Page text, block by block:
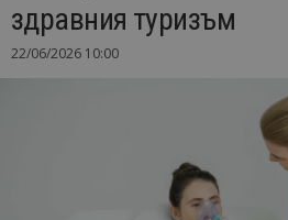
здравния туризъм
22/06/2026 10:00